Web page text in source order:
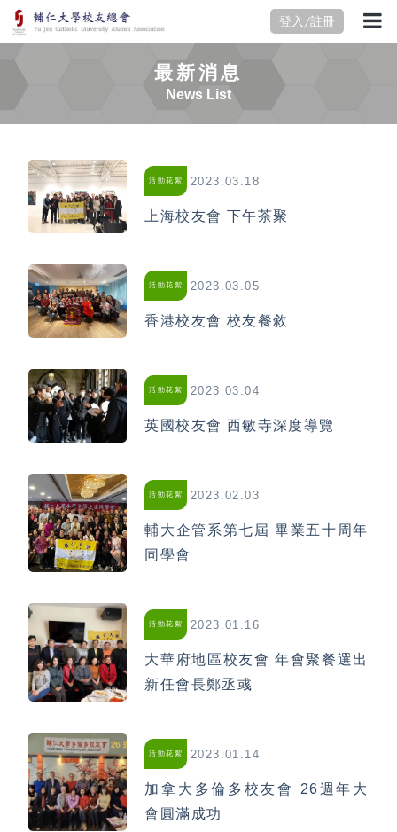
登入/註冊
最新消息
News List
活動花絮 2023.03.18
上海校友會 下午茶聚
活動花絮 2023.03.05
香港校友會 校友餐敘
活動花絮 2023.03.04
英國校友會 西敏寺深度導覽
活動花絮 2023.02.03
輔大企管系第七屆 畢業五十周年
同學會
活動花絮 2023.01.16
大華府地區校友會 年會聚餐選出
新任會長鄭丞彧
活動花絮 2023.01.14
加拿大多倫多校友會 26週年大
會圓滿成功